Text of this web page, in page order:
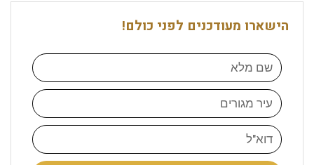
הישארו מעודכנים לפני כולם!